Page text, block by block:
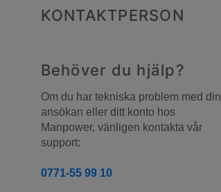
KONTAKTPERSON
Behöver du hjälp?
Om du har tekniska problem med din
ansökan eller ditt konto hos
Manpower, vänligen kontakta vår
support:
0771-55 99 10